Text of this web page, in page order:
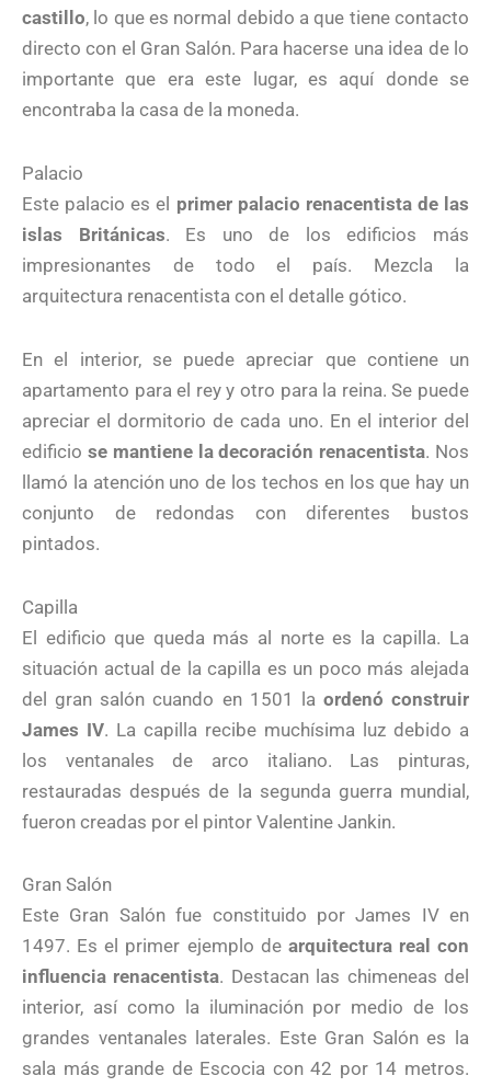
castillo, lo que es normal debido a que tiene contacto
directo con el Gran Salón. Para hacerse una idea de lo
importante que era este lugar, es aquí donde se
encontraba la casa de la moneda.
Palacio
Este palacio es el primer palacio renacentista de las
islas Británicas. Es uno de los edificios más
impresionantes de todo el país. Mezcla la
arquitectura renacentista con el detalle gótico.
En el interior, se puede apreciar que contiene un
apartamento para el rey y otro para la reina. Se puede
apreciar el dormitorio de cada uno. En el interior del
edificio se mantiene la decoración renacentista. Nos
llamó la atención uno de los techos en los que hay un
conjunto de redondas con diferentes bustos
pintados.
Capilla
El edificio que queda más al norte es la capilla. La
situación actual de la capilla es un poco más alejada
del gran salón cuando en 1501 la ordenó construir
James IV. La capilla recibe muchísima luz debido a
los ventanales de arco italiano. Las pinturas,
restauradas después de la segunda guerra mundial,
fueron creadas por el pintor Valentine Jankin.
Gran Salón
Este Gran Salón fue constituido por James IV en
1497. Es el primer ejemplo de arquitectura real con
influencia renacentista. Destacan las chimeneas del
interior, así como la iluminación por medio de los
grandes ventanales laterales. Este Gran Salón es la
sala más grande de Escocia con 42 por 14 metros.